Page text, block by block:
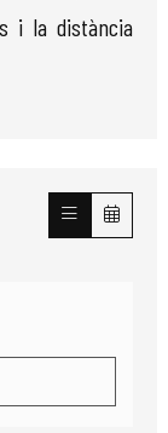
i la distància